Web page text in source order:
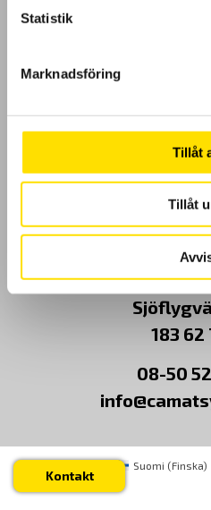
Statistik
Marknadsföring
Tillåt
Tillåt
Om
CA
183 62
08-50
Kontakt
Suomi (Finska)